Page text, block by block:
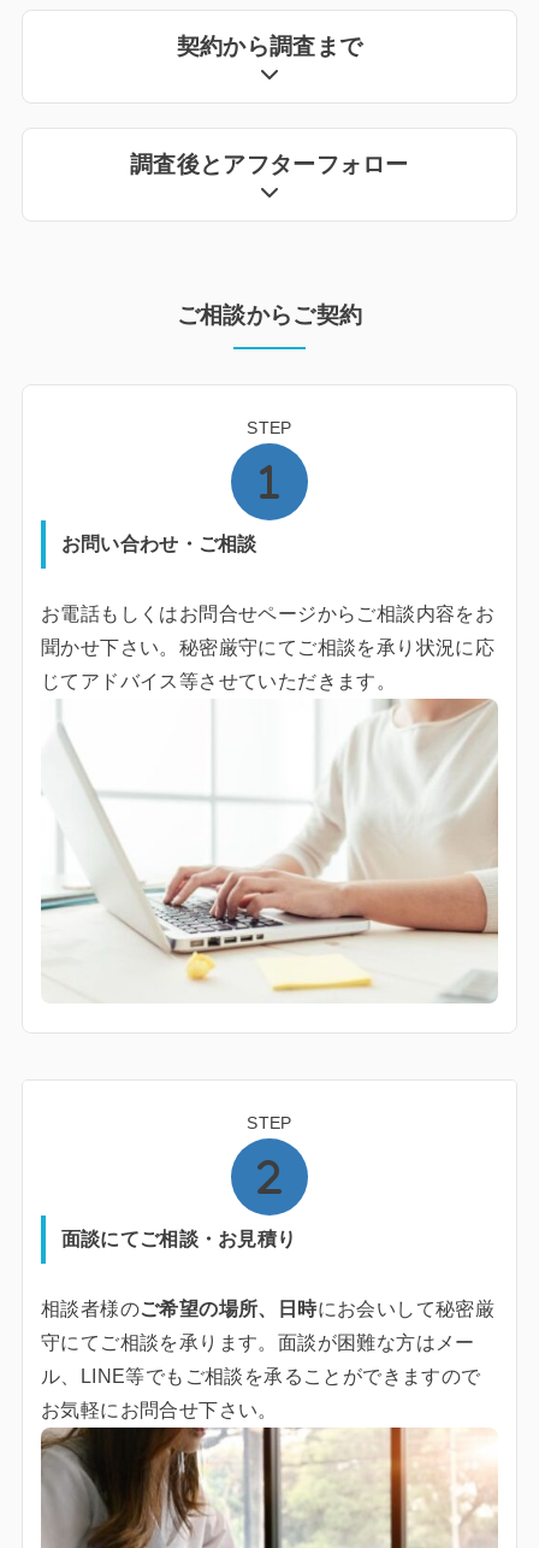
契約から調査まで
調査後とアフターフォロー
ご相談からご契約
STEP
お問い合わせ・ご相談
お電話もしくはお問合せページからご相談内容をお
聞かせ下さい。秘密厳守にてご相談を承り状況に応
じてアドバイス等させていただきます。
STEP
面談にてご相談・お見積り
相談者様のご希望の場所、日時にお会いして秘密厳
守にてご相談を承ります。面談が困難な方はメー
ル、LINE等でもご相談を承ることができますので
お気軽にお問合せ下さい。